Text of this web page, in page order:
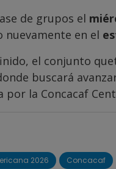
de grupos el
nuevamente en el
el conjunto
buscará
la Concacaf
2026 Concacaf